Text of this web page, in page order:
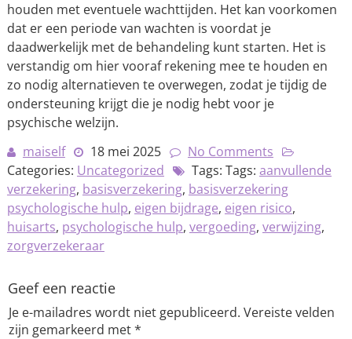
houden met eventuele wachttijden. Het kan voorkomen
dat er een periode van wachten is voordat je
daadwerkelijk met de behandeling kunt starten. Het is
verstandig om hier vooraf rekening mee te houden en
zo nodig alternatieven te overwegen, zodat je tijdig de
ondersteuning krijgt die je nodig hebt voor je
psychische welzijn.
maiself
18 mei 2025
No Comments
Categories: Uncategorized Tags: Tags: aanvullende
verzekering, basisverzekering, basisverzekering
psychologische hulp, eigen bijdrage, eigen risico,
huisarts, psychologische hulp, vergoeding, verwijzing,
zorgverzekeraar
Geef een reactie
Je e-mailadres wordt niet gepubliceerd. Vereiste velden
zijn gemarkeerd met*